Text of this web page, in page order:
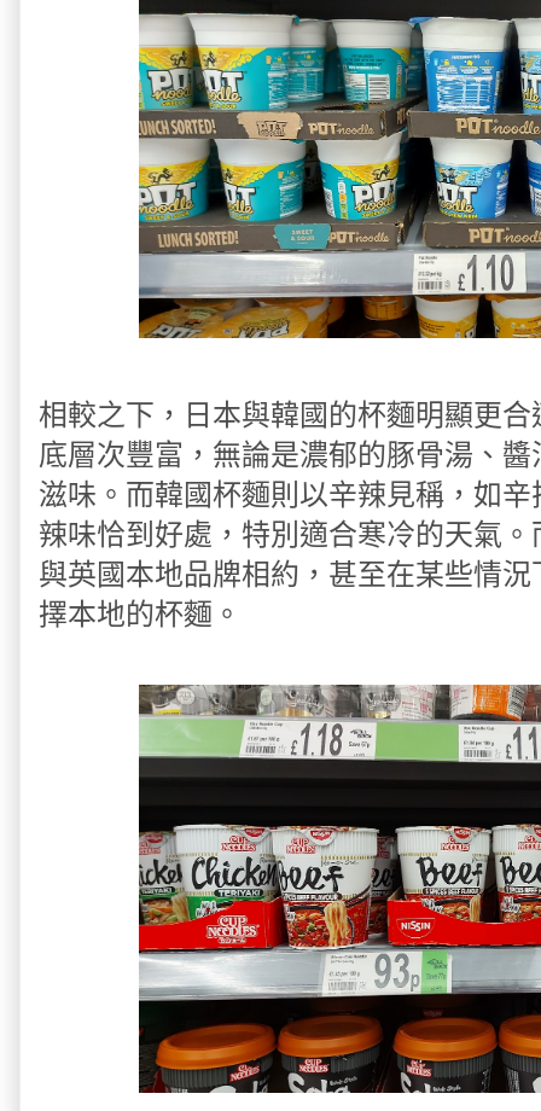
相較之下，日本與韓國的杯麵明顯更
底層次豐富，無論是濃郁的豚骨湯、
滋味。而韓國杯麵則以辛辣見稱，如
辣味恰到好處，特別適合寒冷的天氣
與英國本地品牌相約，甚至在某些情
擇本地的杯麵。